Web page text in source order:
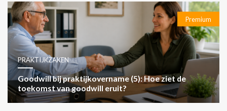
Premium
PRAKTIJKZAKEN
Goodwill bij praktijkovername (5): Hoe ziet de
toekomst van goodwill eruit?